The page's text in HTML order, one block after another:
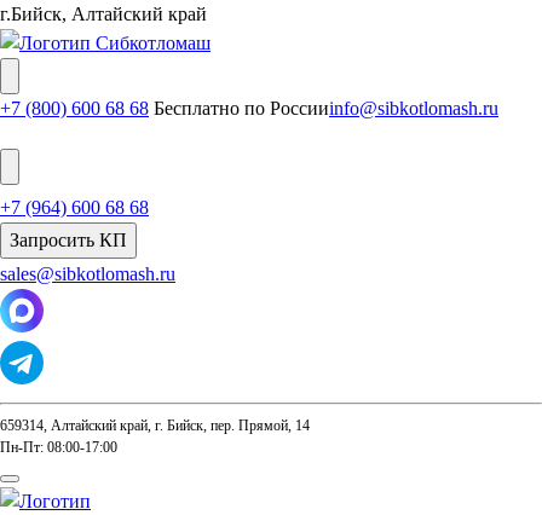
г.Бийск, Алтайский край
+7 (800) 600 68 68 Бесплатно по Россииinfo@sibkotlomash.ru
+7 (964) 600 68 68
Запросить КП
sales@sibkotlomash.ru
659314, Алтайский край, г. Бийск, пер. Прямой, 14
Пн-Пт: 08:00-17:00